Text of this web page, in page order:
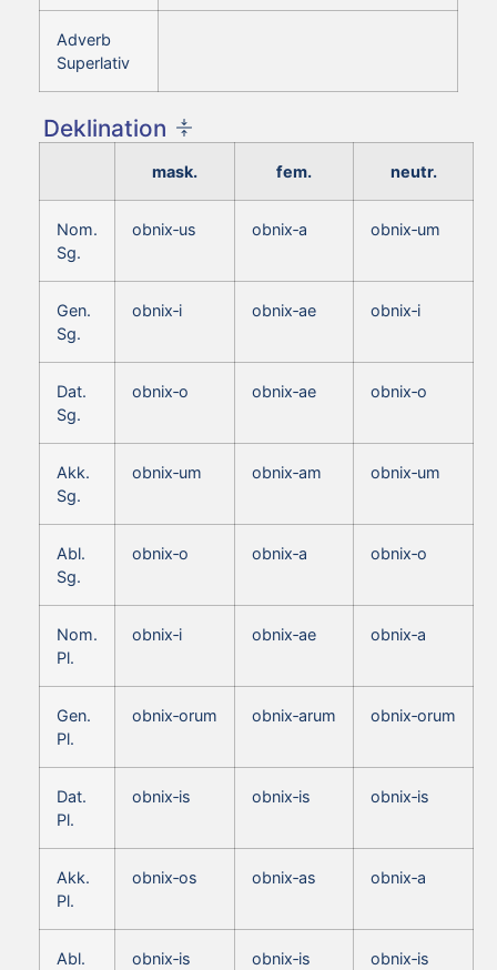
Adverb
Superlativ
Deklination
mask. fem. neutr.
Nom.
Sg.
obnix‑us obnix‑a obnix‑um
Gen.
Sg.
obnix‑i obnix‑ae obnix‑i
Dat.
Sg.
obnix‑o obnix‑ae obnix‑o
Akk.
Sg.
obnix‑um obnix‑am obnix‑um
Abl.
Sg.
obnix‑o obnix‑a obnix‑o
Nom.
Pl.
obnix‑i obnix‑ae obnix‑a
Gen.
Pl.
obnix‑orum obnix‑arum obnix‑orum
Dat.
Pl.
obnix‑is obnix‑is obnix‑is
Akk.
Pl.
obnix‑os obnix‑as obnix‑a
Abl.
obnix‑is obnix‑is obnix‑is